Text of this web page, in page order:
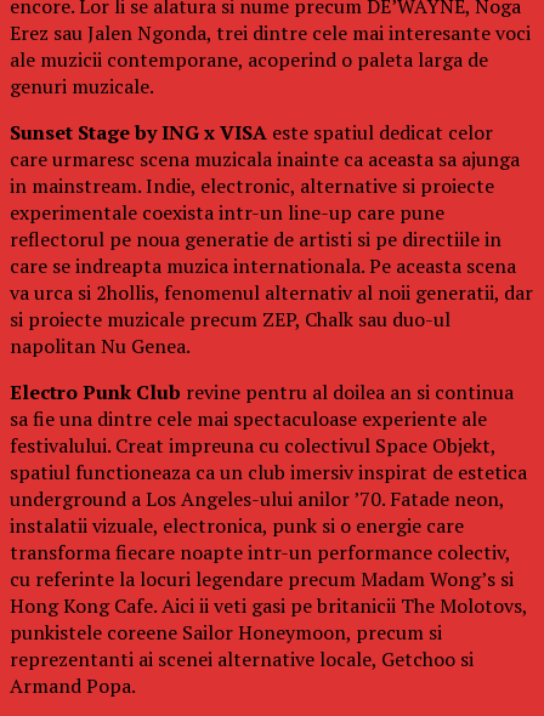
encore. Lor li se alatura si nume precum DE’WAYNE, Noga
Erez sau Jalen Ngonda, trei dintre cele mai interesante voci
ale muzicii contemporane, acoperind o paleta larga de
genuri muzicale.
Sunset Stage by ING x VISA este spatiul dedicat celor
care urmaresc scena muzicala inainte ca aceasta sa ajunga
in mainstream. Indie, electronic, alternative si proiecte
experimentale coexista intr-un line-up care pune
reflectorul pe noua generatie de artisti si pe directiile in
care se indreapta muzica internationala. Pe aceasta scena
va urca si 2hollis, fenomenul alternativ al noii generatii, dar
si proiecte muzicale precum ZEP, Chalk sau duo-ul
napolitan Nu Genea.
Electro Punk Club revine pentru al doilea an si continua
sa fie una dintre cele mai spectaculoase experiente ale
festivalului. Creat impreuna cu colectivul Space Objekt,
spatiul functioneaza ca un club imersiv inspirat de estetica
underground a Los Angeles-ului anilor ’70. Fatade neon,
instalatii vizuale, electronica, punk si o energie care
transforma fiecare noapte intr-un performance colectiv,
cu referinte la locuri legendare precum Madam Wong’s si
Hong Kong Cafe. Aici ii veti gasi pe britanicii The Molotovs,
punkistele coreene Sailor Honeymoon, precum si
reprezentanti ai scenei alternative locale, Getchoo si
Armand Popa.